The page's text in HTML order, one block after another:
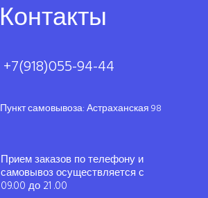
Контакты
Пункт самовывоза: Астраханская 98
+7(918)055-94-44
Прием заказов по телефону и
самовывоз осуществляется с
09.00 до 21 .00